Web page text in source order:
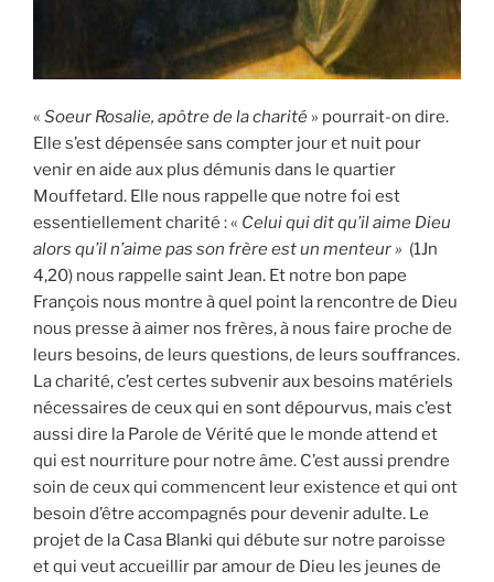
« Soeur Rosalie, apôtre de la charité » pourrait-on dire.
Elle s’est dépensée sans compter jour et nuit pour
venir en aide aux plus démunis dans le quartier
Mouffetard. Elle nous rappelle que notre foi est
essentiellement charité : « Celui qui dit qu’il aime Dieu
alors qu’il n’aime pas son frère est un menteur » (1Jn
4,20) nous rappelle saint Jean. Et notre bon pape
François nous montre à quel point la rencontre de Dieu
nous presse à aimer nos frères, à nous faire proche de
leurs besoins, de leurs questions, de leurs souffrances.
La charité, c’est certes subvenir aux besoins matériels
nécessaires de ceux qui en sont dépourvus, mais c’est
aussi dire la Parole de Vérité que le monde attend et
qui est nourriture pour notre âme. C’est aussi prendre
soin de ceux qui commencent leur existence et qui ont
besoin d’être accompagnés pour devenir adulte. Le
projet de la Casa Blanki qui débute sur notre paroisse
et qui veut accueillir par amour de Dieu les jeunes de